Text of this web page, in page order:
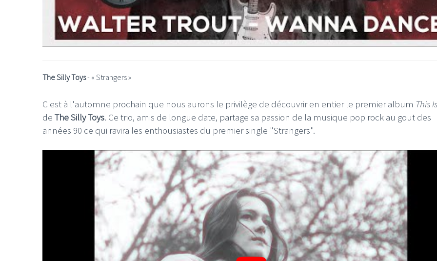
The Silly Toys- « Strangers»
C'est à l'automne prochain que nous aurons le privilège de découvrir en entier le premier album This
de The Silly Toys. Ce trio, amis de longue date, partage sa passion de la musique pop rock au gout des
années 90 ce qui ravira les enthousiastes du premier single "Strangers".